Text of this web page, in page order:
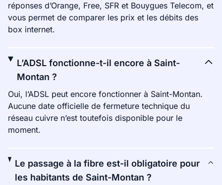
réponses d’Orange, Free, SFR et Bouygues Telecom, et
vous permet de comparer les prix et les débits des
box internet.
L’ADSL fonctionne-t-il encore à Saint-
Montan ?
Oui, l’ADSL peut encore fonctionner à Saint-Montan.
Aucune date officielle de fermeture technique du
réseau cuivre n’est toutefois disponible pour le
moment.
Le passage à la fibre est-il obligatoire pour
les habitants de Saint-Montan ?